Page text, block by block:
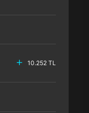
10.252 TL